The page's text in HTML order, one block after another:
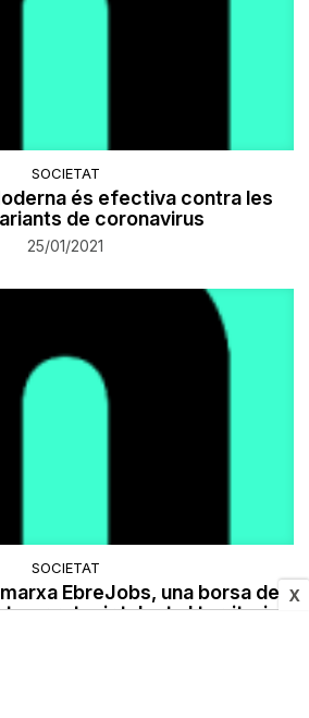
X
SOCIETAT
és efectiva contra les
de coronavirus
25/01/2021
SOCIETAT
EbreJobs, una borsa de
per retenir talent al territori